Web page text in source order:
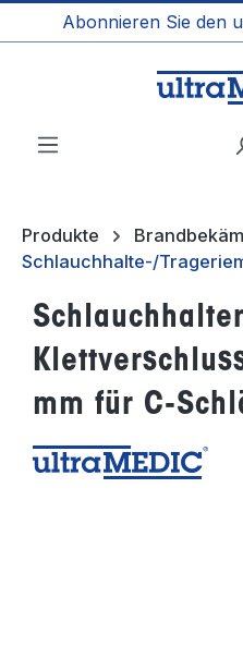
springen
Abonnieren Sie den
Produkte
Schlauchhalte-/
mm für C-